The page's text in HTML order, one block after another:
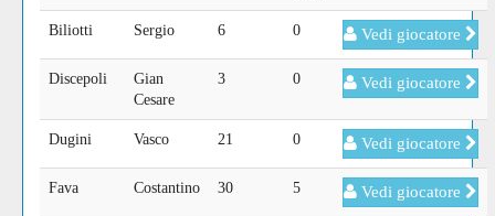
Biliotti Sergio 6 0 Vedi giocatore
Discepoli
Gian
Cesare
3 0 Vedi giocatore
Dugini Vasco 21 0 Vedi giocatore
Fava Costantino 30 5 Vedi giocatore